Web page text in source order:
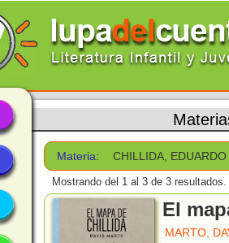
Materia: CHILLIDA, EDUARDO
Mostrando del 1 al 3 de 3 resultados.
El
MARTO,